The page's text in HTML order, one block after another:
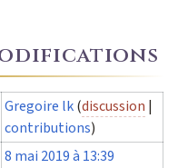
Gregoire lk(discussion |
contributions)
8 mai 2019 à 13:39